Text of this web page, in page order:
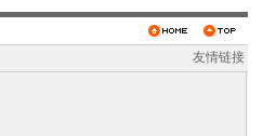
友情链接